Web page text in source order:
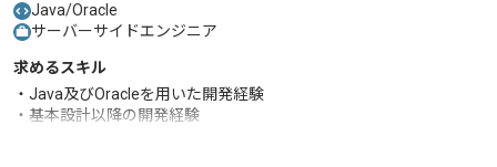
Java/Oracle
サーバーサイドエンジニア
求めるスキル
・Java及びOracleを用いた開発経験
・基本設計以降の開発経験